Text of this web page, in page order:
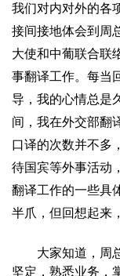
我们对内对外的各
接间接地体会到周
大使和中葡联合联
事翻译工作。每当
导，我的心情总是
间，我在外交部翻
口译的次数并不多
待国宾等外事活动
翻译工作的一些具
半爪，但回想起来
大家知道，周
坚定，熟悉业务，